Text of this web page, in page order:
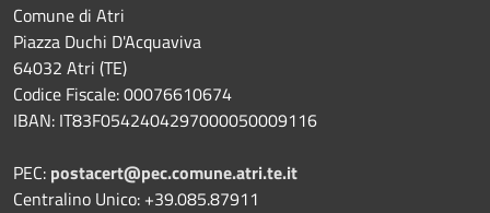
Comune di Atri
Piazza Duchi D'Acquaviva
64032 Atri (TE)
Codice Fiscale: 00076610674
IBAN: IT83F0542404297000050009116
PEC: postacert@pec.comune.atri.te.it
Centralino Unico: +39.085.87911